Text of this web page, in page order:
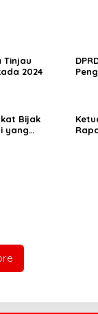
Tinjau
2024
Bijak
yang